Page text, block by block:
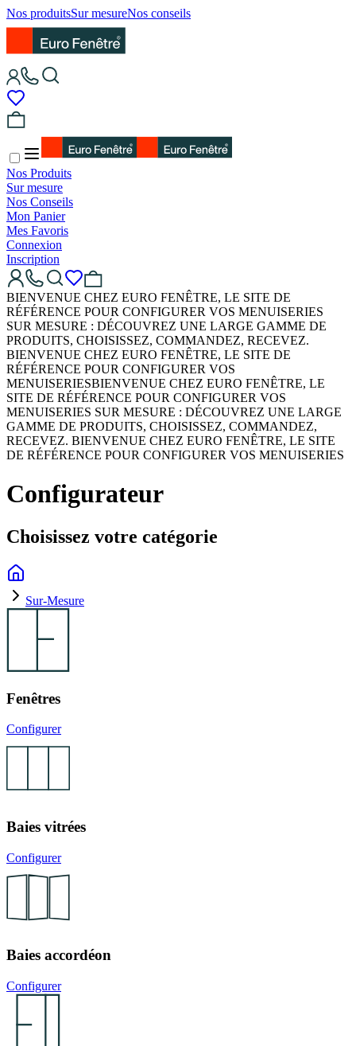
Nos produitsSur mesureNos conseils
Nos Produits
Sur mesure
Nos Conseils
Mon Panier
Mes Favoris
Connexion
Inscription
BIENVENUE CHEZ EURO FENÊTRE, LE SITE DE
RÉFÉRENCE POUR CONFIGURER VOS MENUISERIES
SUR MESURE : DÉCOUVREZ UNE LARGE GAMME DE
PRODUITS, CHOISISSEZ, COMMANDEZ, RECEVEZ.
BIENVENUE CHEZ EURO FENÊTRE, LE SITE DE
RÉFÉRENCE POUR CONFIGURER VOS
MENUISERIESBIENVENUE CHEZ EURO FENÊTRE, LE
SITE DE RÉFÉRENCE POUR CONFIGURER VOS
MENUISERIES SUR MESURE : DÉCOUVREZ UNE LARGE
GAMME DE PRODUITS, CHOISISSEZ, COMMANDEZ,
RECEVEZ. BIENVENUE CHEZ EURO FENÊTRE, LE SITE
DE RÉFÉRENCE POUR CONFIGURER VOS MENUISERIES
Configurateur
Choisissez votre catégorie
Sur-Mesure
Fenêtres
Configurer
Baies vitrées
Configurer
Baies accordéon
Configurer